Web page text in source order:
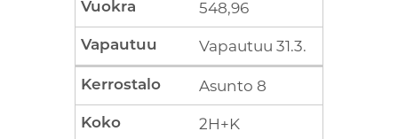
548,96
Vapautuu 31.3.
Asunto 8
2H+K